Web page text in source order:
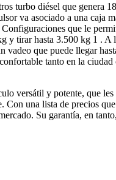
turbo diésel que genera
va asociado a una caja
que le
y tirar hasta 3.500 kg 1 . A
vadeo que puede llegar
tanto en la
versátil y potente, que les
Con una lista de precios
Su garantía, en